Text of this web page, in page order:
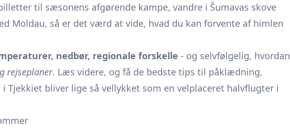
til sæsonens afgørende kampe, vandre i Šumavas skove
Moldau, så er det værd at vide, hvad du kan forvente af himlen
nedbør, regionale forskelle - og selvfølgelig, hvordan
rejseplaner. Læs videre, og få de bedste tips til påklædning,
Tjekkiet bliver lige så vellykket som en velplaceret halvflugter i